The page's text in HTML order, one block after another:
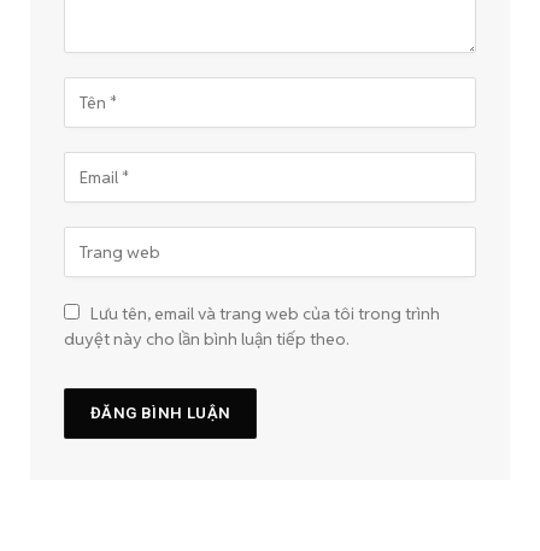
Lưu tên, email và trang web của tôi trong trình
duyệt này cho lần bình luận tiếp theo.